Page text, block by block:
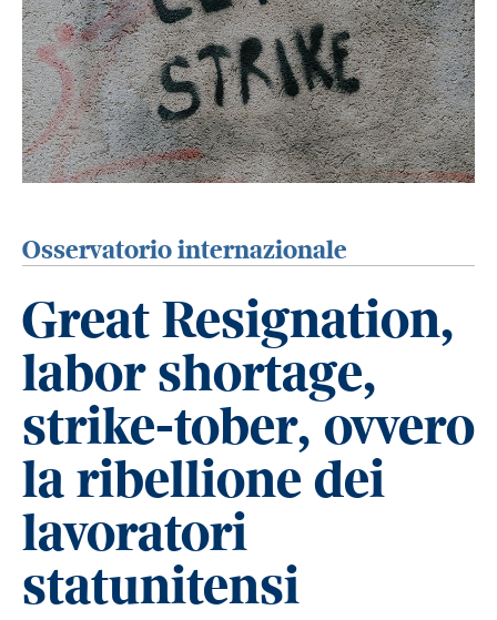
Osservatorio internazionale
Great Resignation,
labor shortage,
strike-tober, ovvero
la ribellione dei
lavoratori
statunitensi